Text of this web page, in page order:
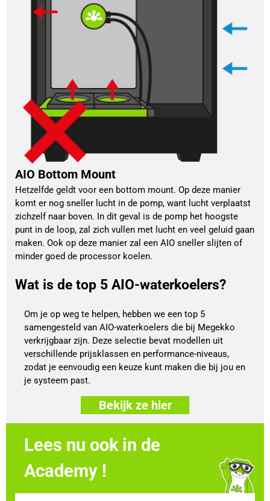
AIO Bottom Mount
Hetzelfde geldt voor een bottom mount. Op deze manier
komt er nog sneller lucht in de pomp, want lucht verplaatst
zichzelf naar boven. In dit geval is de pomp het hoogste
punt in de loop, zal zich vullen met lucht en veel geluid gaan
maken. Ook op deze manier zal een AIO sneller slijten of
minder goed de processor koelen.
Om je op weg te helpen, hebben we een top 5
samengesteld van AIO-waterkoelers die bij Megekko
verkrijgbaar zijn. Deze selectie bevat modellen uit
verschillende prijsklassen en performance-niveaus,
zodat je eenvoudig een keuze kunt maken die bij jou en
je systeem past.
Bekijk ze hier
Wat is de top 5 AIO-waterkoelers?
Lees nu ook in de
Academy !